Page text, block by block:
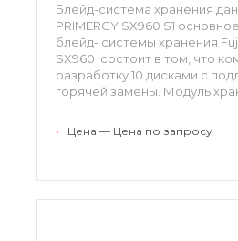
Блейд-система хранения
PRIMERGY SX960 S1
блейд- системы хранения
SX960 состоит в том, что
разработку 10 дисками с
горячей замены. Модуль
SATA.
• Цена — Цена по запросу